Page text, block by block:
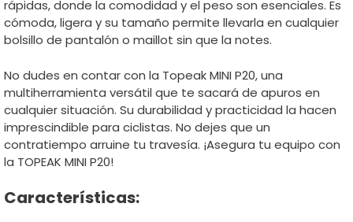
rápidas, donde la comodidad y el peso son esenciales. Es
cómoda, ligera y su tamaño permite llevarla en cualquier
bolsillo de pantalón o maillot sin que la notes.
No dudes en contar con la Topeak MINI P20, una
multiherramienta versátil que te sacará de apuros en
cualquier situación. Su durabilidad y practicidad la hacen
imprescindible para ciclistas. No dejes que un
contratiempo arruine tu travesía. ¡Asegura tu equipo con
la TOPEAK MINI P20!
Características: